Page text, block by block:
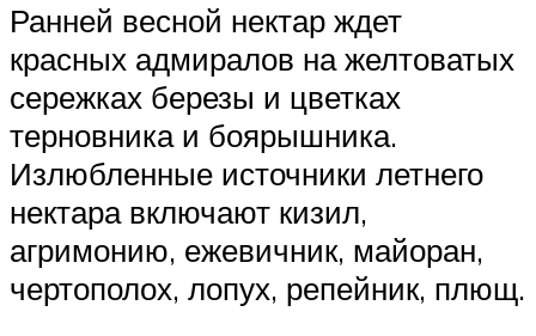
Ранней весной нектар ждет
красных адмиралов на желтоватых
сережках березы и цветках
терновника и боярышника.
Излюбленные источники летнего
нектара включают кизил,
агримонию, ежевичник, майоран,
чертополох, лопух, репейник, плющ.